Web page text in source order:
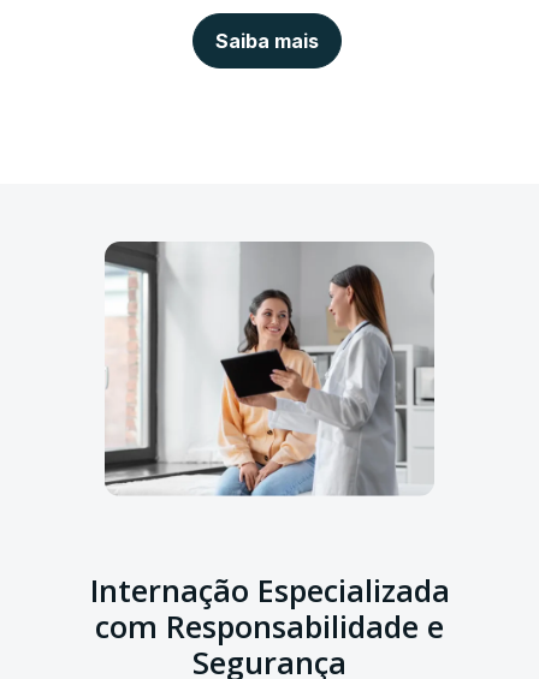
Saiba mais
Internação Especializada
com Responsabilidade e
Segurança